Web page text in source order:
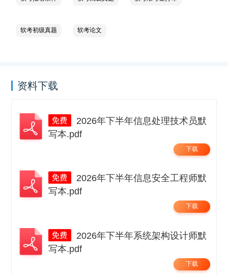
软考初级真题 软考论文
资料下载
写本.pdf
下载
写本.pdf
下载
写本.pdf
下载